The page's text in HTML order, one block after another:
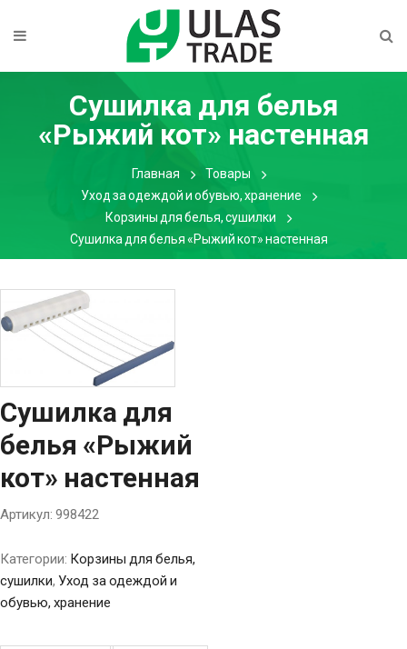
Сушилка для белья
«Рыжий кот» настенная
Главная
Товары
Уход за одеждой и обувью, хранение
Корзины для белья, сушилки
Сушилка для белья «Рыжий кот» настенная
Сушилка для
белья «Рыжий
кот» настенная
Артикул: 998422
Категории: Корзины для белья,
сушилки, Уход за одеждой и
обувью, хранение